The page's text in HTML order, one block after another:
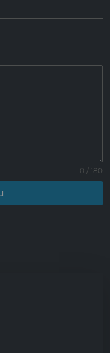
0 / 180